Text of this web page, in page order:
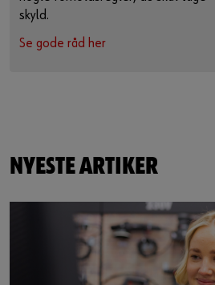
skyld.
Se gode råd her
NYESTE ARTIKER